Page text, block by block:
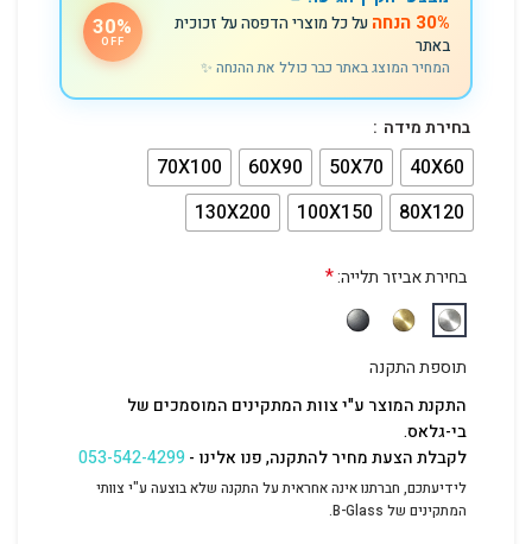
30% הנחה
על כל מוצרי הדפסה על זכוכית
באתר
המחיר המוצג באתר כבר כולל את ההנחה ✨
30%
OFF
בחירת מידה
40X60
50X70
60X90
70X100
80X120
100X150
130X200
בחירת אביזר תלייה:*
תוספת התקנה
התקנת המוצר ע"י צוות המתקינים המוסמכים של
בי-גלאס.
לקבלת הצעת מחיר להתקנה, פנו אלינו -053-542-4299
לידיעתכם, חברתנו אינה אחראית על התקנה שלא בוצעה ע"י צוותי
המתקינים של B-Glass.